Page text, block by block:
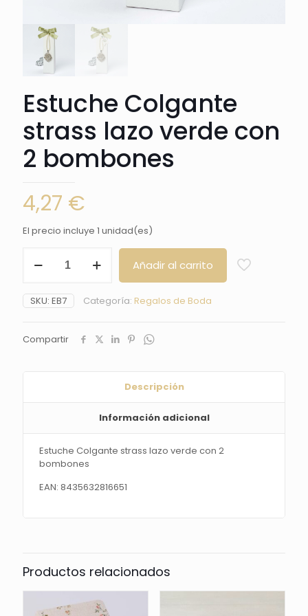
Estuche Colgante
strass lazo verde con
2 bombones
4,27 €
El precio incluye 1 unidad(es)
Colgante
lazo
verde
bombones
Añadir al carrito
SKU: EB7 Categoría: Regalos de Boda
Compartir
Descripción
Información adicional
Estuche Colgante strass lazo verde con 2
bombones
EAN: 8435632816651
Productos relacionados